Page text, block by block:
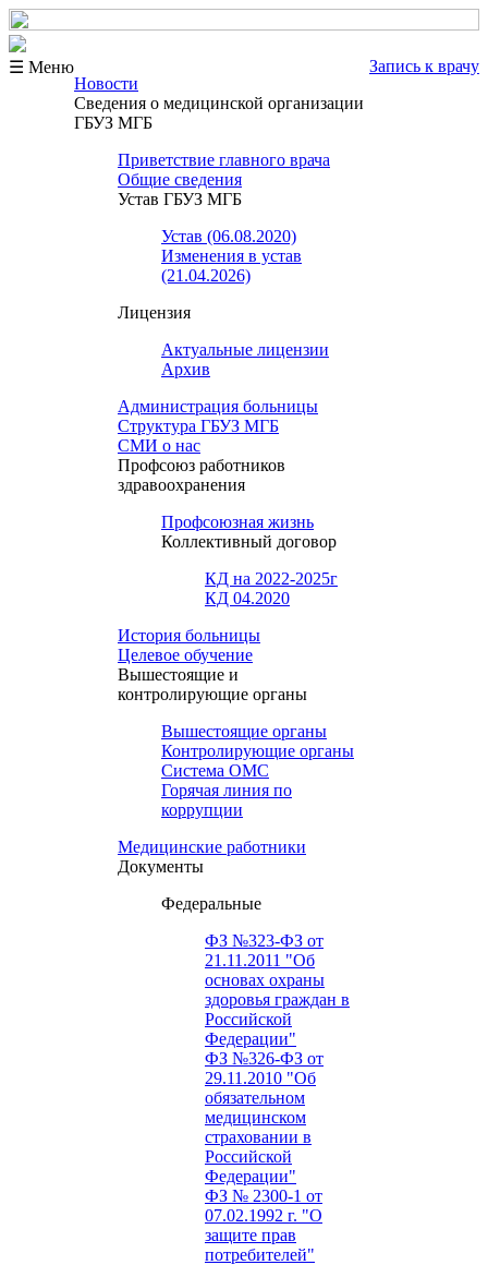
☰ Меню
Запись к врачу
Новости
Сведения о медицинской организации
ГБУЗ МГБ
Приветствие главного врача
Общие сведения
Устав ГБУЗ МГБ
Устав (06.08.2020)
Изменения в устав
(21.04.2026)
Лицензия
Актуальные лицензии
Архив
Администрация больницы
Структура ГБУЗ МГБ
СМИ о нас
Профсоюз работников
здравоохранения
Профсоюзная жизнь
Коллективный договор
КД на 2022-2025г
КД 04.2020
История больницы
Целевое обучение
Вышестоящие и
контролирующие органы
Вышестоящие органы
Контролирующие органы
Система ОМС
Горячая линия по
коррупции
Медицинские работники
Документы
Федеральные
ФЗ №323-ФЗ от
21.11.2011 "Об
основах охраны
здоровья граждан в
Российской
Федерации"
ФЗ №326-ФЗ от
29.11.2010 "Об
обязательном
медицинском
страховании в
Российской
Федерации"
ФЗ № 2300-1 от
07.02.1992 г. "О
защите прав
потребителей"